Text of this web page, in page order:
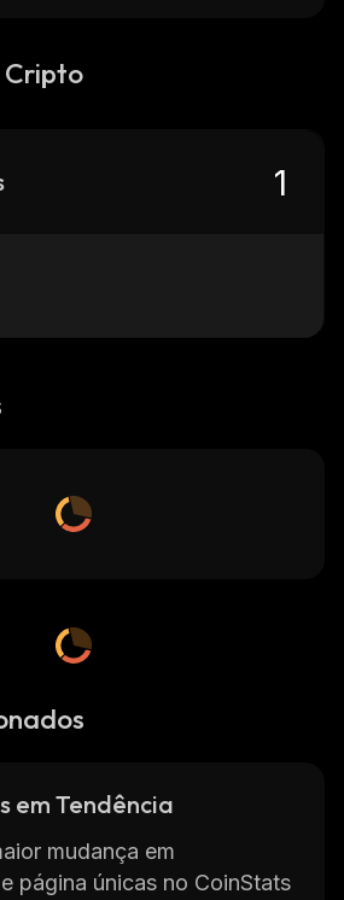
Cripto
em Tendência
mudança em
página únicas no CoinStats